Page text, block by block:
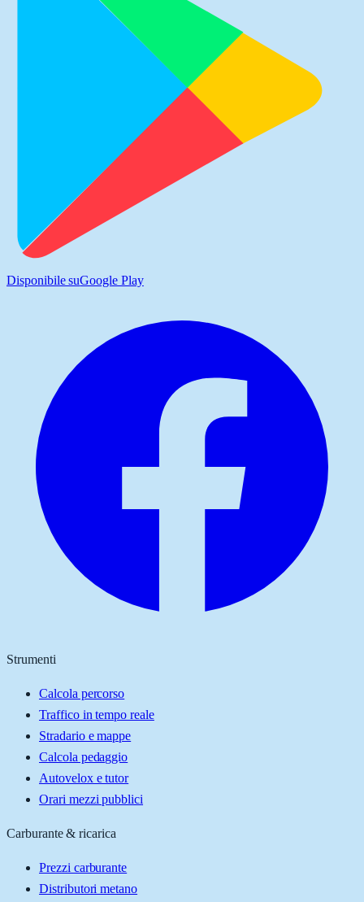
Disponibile suGoogle Play
Strumenti
Calcola percorso
Traffico in tempo reale
Stradario e mappe
Calcola pedaggio
Autovelox e tutor
Orari mezzi pubblici
Carburante & ricarica
Prezzi carburante
Distributori metano